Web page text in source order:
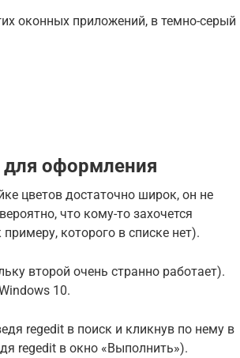
оконных приложений, в темно-серый
для оформления
цветов достаточно широк, он не
что кому-то захочется
которого в списке нет).
второй очень странно работает).
10.
regedit в поиск и кликнув по нему в
regedit в окно «Выполнить»).